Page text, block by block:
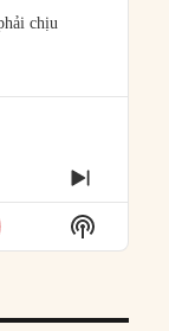
chịu
NEXT
Show
Podcast